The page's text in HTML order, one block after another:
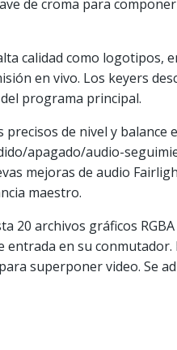
de croma para componer
calidad como logotipos,
en vivo. Los keyers
programa principal.
de nivel y balance
apagado/audio-
mejoras de audio
maestro.
20 archivos gráficos RGBA
en su conmutador.
superponer video. Se